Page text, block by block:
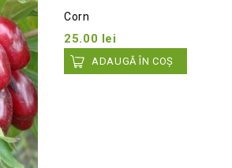
Corn
25.00 lei
ADAUGĂ ÎN COȘ